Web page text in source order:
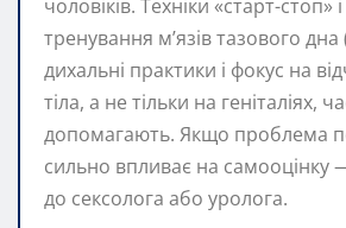
чоловіків. Техніки «старт-стоп»
тренування м’язів тазового дна
дихальні практики і фокус на
тіла, а не тільки на геніталіях,
допомагають. Якщо проблема
сильно впливає на самооцінку
до сексолога або уролога.